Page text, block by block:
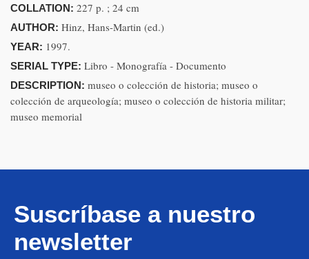
COLLATION: 227 p. ; 24 cm
AUTHOR: Hinz, Hans-Martin (ed.)
YEAR: 1997.
SERIAL TYPE: Libro - Monografía - Documento
DESCRIPTION: museo o colección de historia; museo o
colección de arqueología; museo o colección de historia militar;
museo memorial
Suscríbase a nuestro
newsletter